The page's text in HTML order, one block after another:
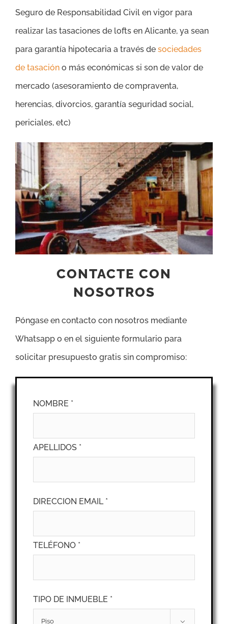
Seguro de Responsabilidad Civil en vigor para
realizar las tasaciones de lofts en Alicante, ya sean
para garantía hipotecaria a través de sociedades
de tasación o más económicas si son de valor de
mercado (asesoramiento de compraventa,
herencias, divorcios, garantía seguridad social,
periciales, etc)
CONTACTE CON
NOSOTROS
Póngase en contacto con nosotros mediante
Whatsapp o en el siguiente formulario para
solicitar presupuesto gratis sin compromiso:
NOMBRE *
APELLIDOS *
DIRECCION EMAIL *
TELÉFONO *
TIPO DE INMUEBLE *
